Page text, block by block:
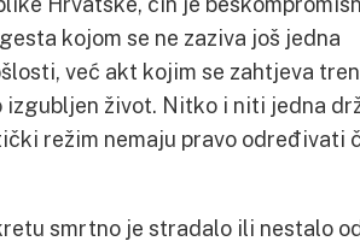
kojom se ne zaziva još jedna
već akt kojim se zahtjeva
život. Nitko i niti jedna
režim nemaju pravo određivati
smrtno je stradalo ili nestalo